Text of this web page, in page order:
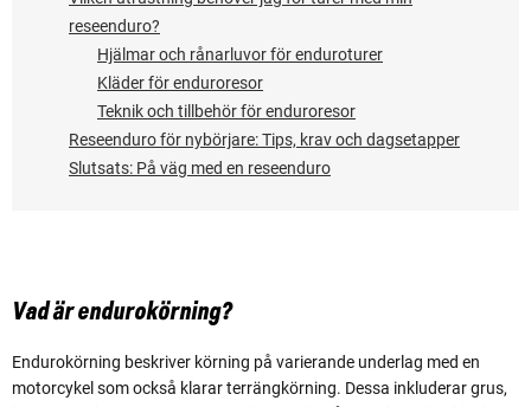
reseenduro?
Hjälmar och rånarluvor för enduroturer
Kläder för enduroresor
Teknik och tillbehör för enduroresor
Reseenduro för nybörjare: Tips, krav och dagsetapper
Slutsats: På väg med en reseenduro
Vad är endurokörning?
Endurokörning beskriver körning på varierande underlag med en
motorcykel som också klarar terrängkörning. Dessa inkluderar grus,